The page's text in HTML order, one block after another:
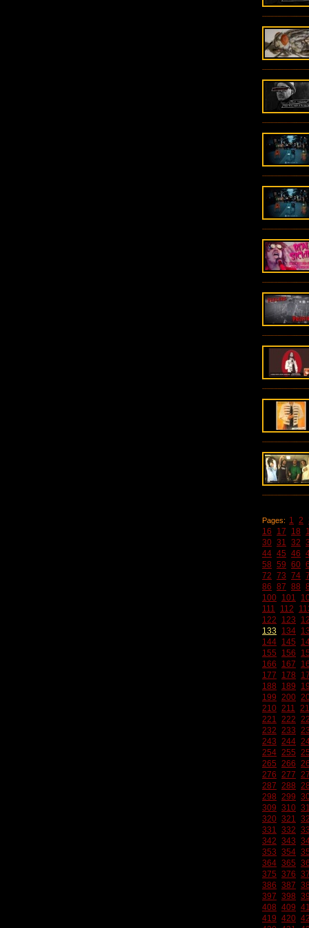
Pages: 1 2
16
17 18
30 31 32
44 45 46
58 59 60
72 73 74
86 87 88
100 101
111
112
122
123
133 134
144 145
155
156
166
167
177
178
188
189
199 200
210 211
221 222
232 233
243 244
254 255
265 266
276 277
287 288
298 299
309 310
320 321
331 332
342 343
353 354
364 365
375 376
386 387
397 398
408 409
419 420